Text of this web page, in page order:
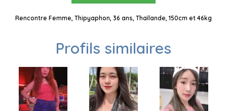
Rencontre Femme, Thipyaphon, 36 ans, Thaïlande, 150cm et 46kg
Profils similaires